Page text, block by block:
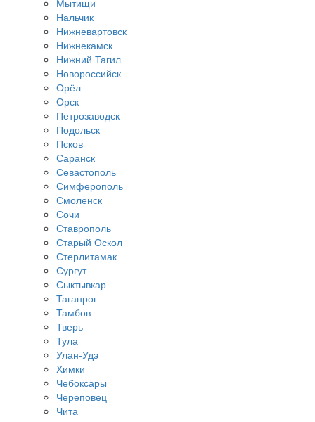
Мытищи
Нальчик
Нижневартовск
Нижнекамск
Нижний Тагил
Новороссийск
Орёл
Орск
Петрозаводск
Подольск
Псков
Саранск
Севастополь
Симферополь
Смоленск
Сочи
Ставрополь
Старый Оскол
Стерлитамак
Сургут
Сыктывкар
Таганрог
Тамбов
Тверь
Тула
Улан-Удэ
Химки
Чебоксары
Череповец
Чита